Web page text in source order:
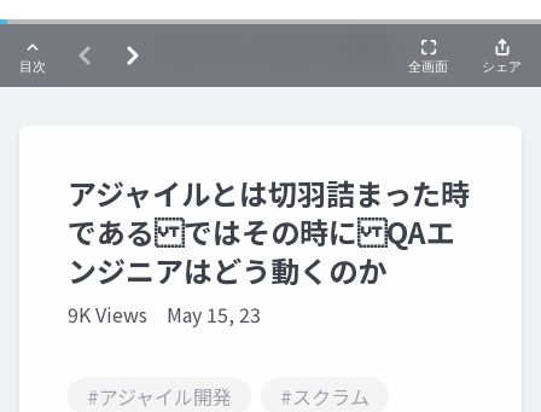
アジャイルとは切羽詰まった時
である ではその時に QAエ
ンジニアはどう動くのか
9K Views May 15, 23
#アジャイル開発
#スクラム